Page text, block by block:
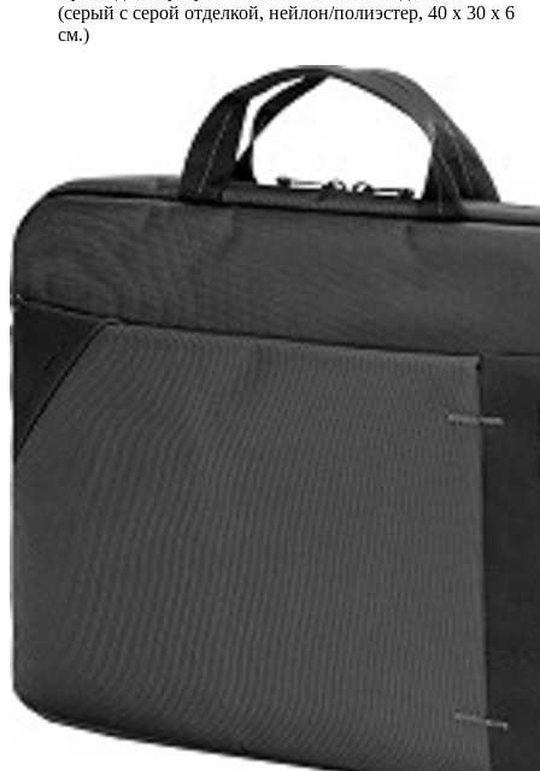
(серый с серой отделкой, нейлон/­полиэстер, 40 x 30 x 6
см.)